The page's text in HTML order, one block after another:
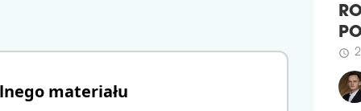
materiału
schedule